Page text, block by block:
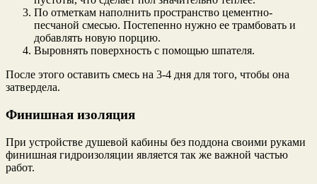
По отметкам наполнить пространство цементно-
песчаной смесью. Постепенно нужно ее трамбовать и
добавлять новую порцию.
Выровнять поверхность с помощью шпателя.
После этого оставить смесь на 3-4 дня для того, чтобы она
затвердела.
Финишная изоляция
При устройстве душевой кабины без поддона своими руками
финишная гидроизоляции является так же важной частью
работ.